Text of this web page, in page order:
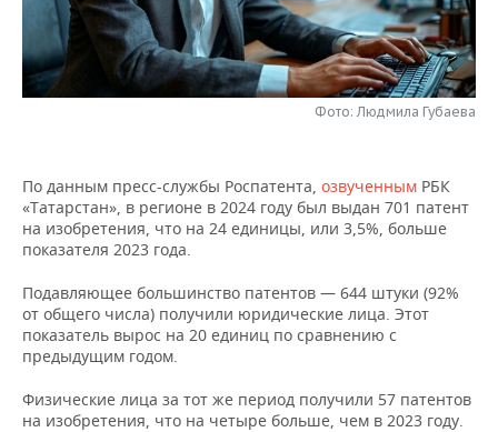
НЕФТЕХИМИЯ
НЕФТЬ
РОЗНИЧНАЯ ТОРГОВЛЯ
ТРАНСПОРТ
НОВОСТИ ТЕХНОЛОГИЙ
IT
ТЕЛЕКОММУНИКАЦИИ
МЕРОПРИЯТИЯ
НОВОСТИ МЕРОПРИЯТИЙ
БИЗНЕС-БРАНЧИ
ONLINE-КОНФЕРЕНЦИИ
ОТКРЫТАЯ ЛЕКЦИЯ
СПОРТ
ФУТБОЛ
ХОККЕЙ
БАСКЕТБОЛ
ВОЛЕЙБОЛ
КИБЕРСПОРТ
НОВОСТИ ОБЩЕСТВА
ВЛАСТЬ
ИНФРАСТРУКТУРА
ИСТОРИЯ
КУЛЬТУРА
ФОТОГАЛЕРЕЯ
СЮЖЕТЫ
СПРАВОЧНИК
СПИСОК ПЕРСОН
СПИСОК КОМПАНИЙ
ПОЛНАЯ ВЕРСИЯ
Фото: Людмила Губаева
По данным пресс-службы Роспатента, озвученным РБК
«Татарстан», в регионе в 2024 году был выдан 701 патент
на изобретения, что на 24 единицы, или 3,5%, больше
показателя 2023 года.
Подавляющее большинство патентов — 644 штуки (92%
от общего числа) получили юридические лица. Этот
показатель вырос на 20 единиц по сравнению с
предыдущим годом.
Физические лица за тот же период получили 57 патентов
на изобретения, что на четыре больше, чем в 2023 году.